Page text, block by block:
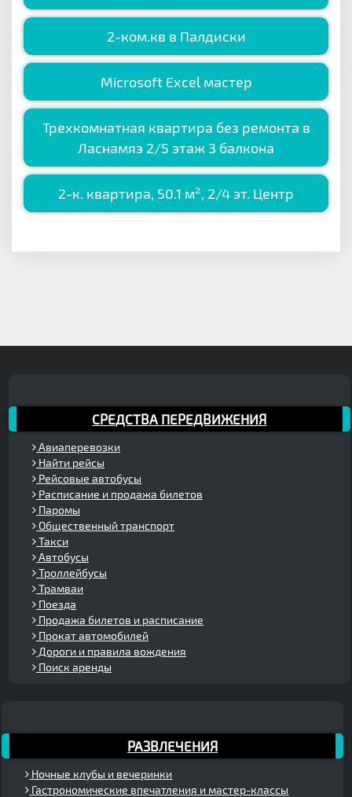
2-ком.кв в Палдиски
Microsoft Excel мастер
Трехкомнатная квартира без ремонта в
Ласнамяэ 2/5 этаж 3 балкона
2-к. квартира, 50.1 м², 2/4 эт. Центр
СРЕДСТВА ПЕРЕДВИЖЕНИЯ
Авиаперевозки
Найти рейсы
Рейсовые автобусы
Расписание и продажа билетов
Паромы
Общественный транспорт
Такси
Автобусы
Троллейбусы
Трамваи
Поезда
Продажа билетов и расписание
Прокат автомобилей
Дороги и правила вождения
Поиск аренды
РАЗВЛЕЧЕНИЯ
Ночные клубы и вечеринки
Гастрономические впечатления и мастер-классы